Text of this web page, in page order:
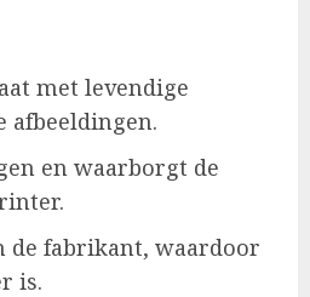
met levendige
afbeeldingen.
en waarborgt de
de fabrikant, waardoor
is.